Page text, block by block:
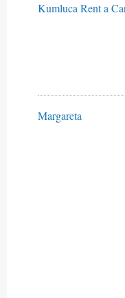
Kumluca Rent a
Margareta